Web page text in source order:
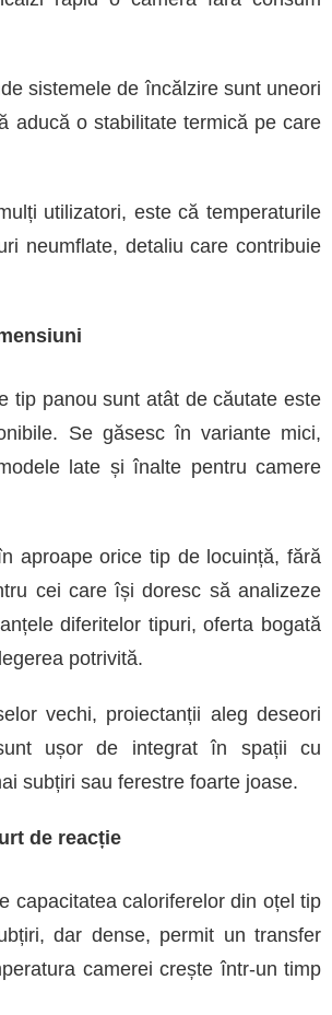
sistemele de încălzire sunt uneori
aducă o stabilitate termică pe care
utilizatori, este că temperaturile
neumflate, detaliu care contribuie
tip panou sunt atât de căutate este
Se găsesc în variante mici,
late și înalte pentru camere
aproape orice tip de locuință, fără
cei care își doresc să analizeze
diferitelor tipuri, oferta bogată
potrivită.
vechi, proiectanții aleg deseori
ușor de integrat în spații cu
subțiri sau ferestre foarte joase.
de reacție
capacitatea caloriferelor din oțel tip
dar dense, permit un transfer
camerei crește într-un timp